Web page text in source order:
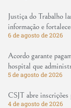
Justiça do Trabalho
informação e
6 de agosto de 2026
Acordo garante
hospital que
5 de agosto de 2026
CSJT abre
4 de agosto de 2026